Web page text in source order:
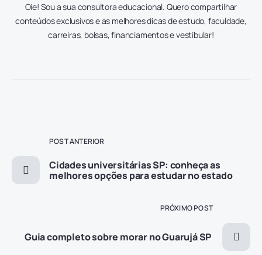
Oie! Sou a sua consultora educacional. Quero compartilhar
conteúdos exclusivos e as melhores dicas de estudo, faculdade,
carreiras, bolsas, financiamentos e vestibular!
POST ANTERIOR
Cidades universitárias SP: conheça as
melhores opções para estudar no estado
PRÓXIMO POST
Guia completo sobre morar no Guarujá SP